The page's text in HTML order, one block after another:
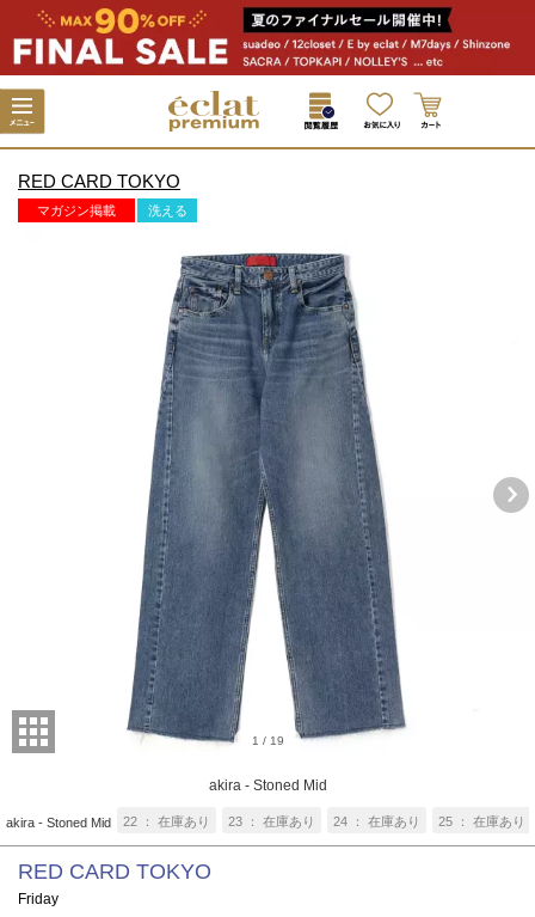
RED CARD TOKYO
マガジン掲載 洗える
1 / 19
akira - Stoned Mid
akira - Stoned Mid 22 在庫あり 23 在庫あり 24 在庫あり 25 在庫あり
RED CARD TOKYO
Friday